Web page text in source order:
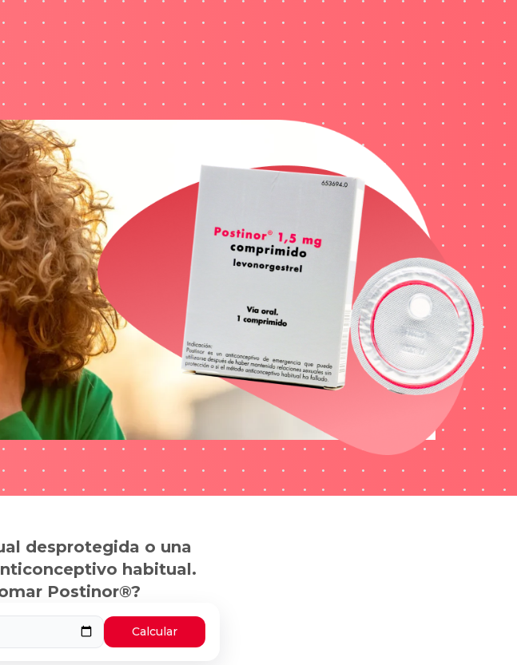
desprotegida o una
habitual.
Postinor®?
Calcular